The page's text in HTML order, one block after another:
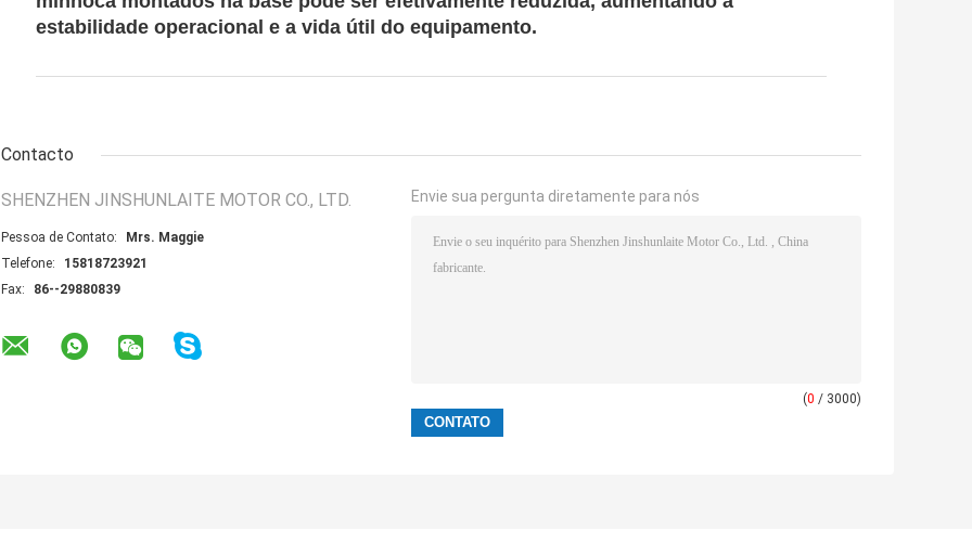
estabilidade operacional e a vida útil do equipamento.
Contacto
SHENZHEN JINSHUNLAITE MOTOR CO., LTD.
Pessoa de Contato:
Mrs. Maggie
Telefone:
15818723921
Fax:
86--29880839
Envie sua pergunta diretamente para nós
(0 / 3000)